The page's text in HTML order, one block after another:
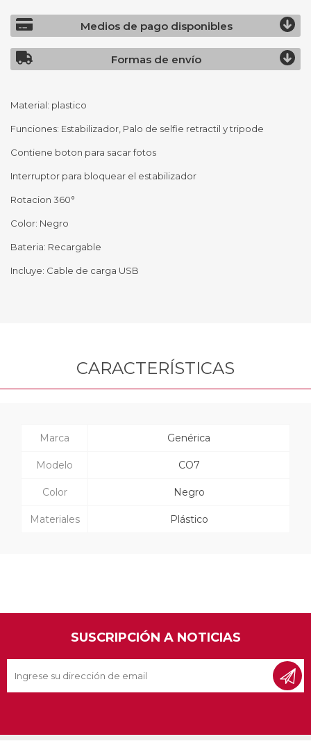
Medios de pago disponibles
Formas de envío
Material: plastico
Funciones: Estabilizador, Palo de selfie retractil y tripode
Contiene boton para sacar fotos
Interruptor para bloquear el estabilizador
Rotacion 360°
Color: Negro
Bateria: Recargable
Incluye: Cable de carga USB
CARACTERÍSTICAS
Marca Genérica
Modelo CO7
Color Negro
Materiales Plástico
SUSCRIPCIÓN A NOTICIAS